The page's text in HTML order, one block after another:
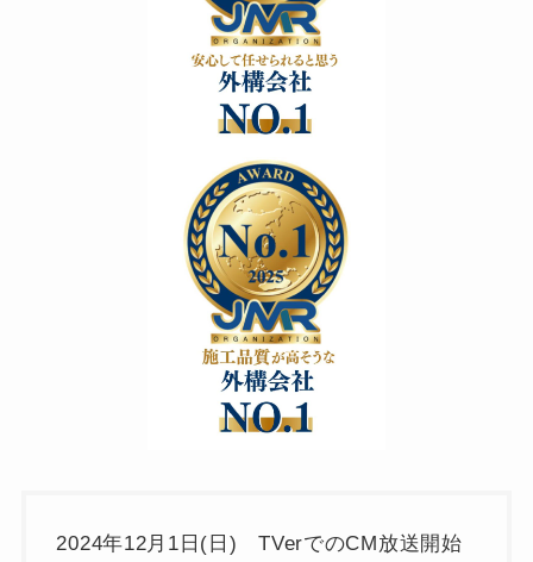
2024年12月1日(日) TVerでのCM放送開始